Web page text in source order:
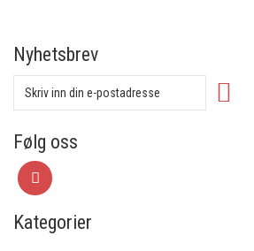
Nyhetsbrev
Følg oss
Kategorier